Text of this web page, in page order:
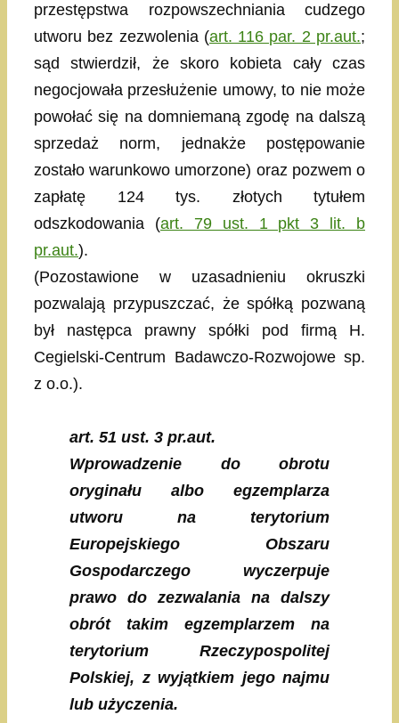
przestępstwa rozpowszechniania cudzego
utworu bez zezwolenia (art. 116 par. 2 pr.aut.;
sąd stwierdził, że skoro kobieta cały czas
negocjowała przesłużenie umowy, to nie może
powołać się na domniemaną zgodę na dalszą
sprzedaż norm, jednakże postępowanie
zostało warunkowo umorzone) oraz pozwem o
zapłatę 124 tys. złotych tytułem
odszkodowania (art. 79 ust. 1 pkt 3 lit. b
pr.aut.).
(Pozostawione w uzasadnieniu okruszki
pozwalają przypuszczać, że spółką pozwaną
był następca prawny spółki pod firmą H.
Cegielski-Centrum Badawczo-Rozwojowe sp.
z o.o.).
art. 51 ust. 3 pr.aut.
Wprowadzenie do obrotu
oryginału albo egzemplarza
utworu na terytorium
Europejskiego Obszaru
Gospodarczego wyczerpuje
prawo do zezwalania na dalszy
obrót takim egzemplarzem na
terytorium Rzeczypospolitej
Polskiej, z wyjątkiem jego najmu
lub użyczenia.